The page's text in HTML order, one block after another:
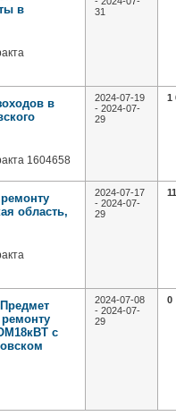
в
31
в
1604658
2024-07-19
- 2024-07-
29
1
область,
2024-07-17
- 2024-07-
29
ремонту
с
2024-07-08
- 2024-07-
29
0